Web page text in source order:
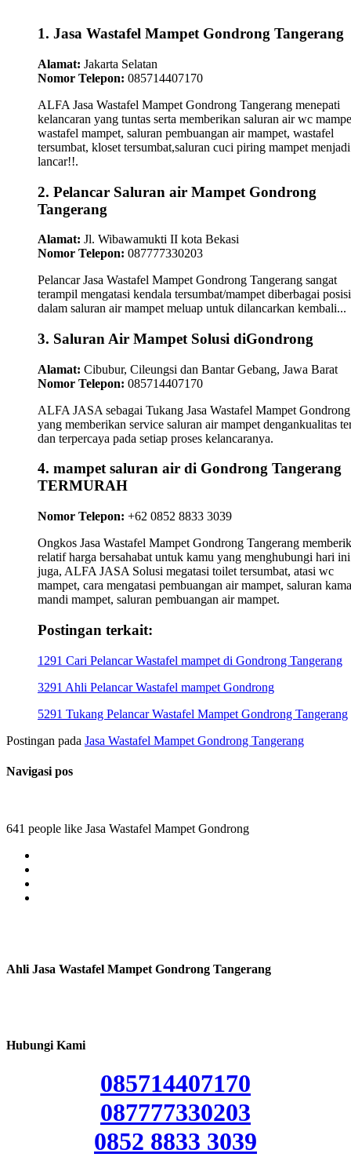
1. Jasa Wastafel Mampet Gondrong Tangerang
Alamat: Jakarta Selatan
Nomor Telepon: 085714407170
ALFA Jasa Wastafel Mampet Gondrong Tangerang menepati
kelancaran yang tuntas serta memberikan saluran air wc
wastafel mampet, saluran pembuangan air mampet, wastafel
tersumbat, kloset tersumbat,saluran cuci piring mampet menjadi
lancar!!.
2. Pelancar Saluran air Mampet Gondrong
Tangerang
Alamat: Jl. Wibawamukti II kota Bekasi
Nomor Telepon: 087777330203
Pelancar Jasa Wastafel Mampet Gondrong Tangerang sangat
terampil mengatasi kendala tersumbat/mampet diberbagai
dalam saluran air mampet meluap untuk dilancarkan kembali...
3. Saluran Air Mampet Solusi diGondrong
Alamat: Cibubur, Cileungsi dan Bantar Gebang, Jawa Barat
Nomor Telepon: 085714407170
ALFA JASA sebagai Tukang Jasa Wastafel Mampet Gondrong
yang memberikan service saluran air mampet dengankualitas
dan terpercaya pada setiap proses kelancaranya.
4. mampet saluran air di Gondrong Tangerang
TERMURAH
Nomor Telepon: +62 0852 8833 3039
Ongkos Jasa Wastafel Mampet Gondrong Tangerang
relatif harga bersahabat untuk kamu yang menghubungi hari ini
juga, ALFA JASA Solusi megatasi toilet tersumbat, atasi wc
mampet, cara mengatasi pembuangan air mampet, saluran
mandi mampet, saluran pembuangan air mampet.
Postingan terkait:
1291 Cari Pelancar Wastafel mampet di Gondrong Tangerang
3291 Ahli Pelancar Wastafel mampet Gondrong
5291 Tukang Pelancar Wastafel Mampet Gondrong Tangerang
Postingan pada Jasa Wastafel Mampet Gondrong Tangerang
Navigasi pos
641 people like Jasa Wastafel Mampet Gondrong
Ahli Jasa Wastafel Mampet Gondrong Tangerang
Hubungi Kami
085714407170
087777330203
0852 8833 3039